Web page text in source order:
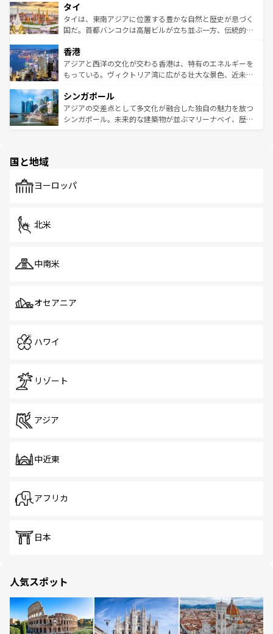
リティに包まれながら、韓国の多彩な魅力を心ゆくまで味
わってみてほしい。 なお、新着の韓国情報はコンテンツ一
覧を参照してほしい。
急速な発展と共に伝統が息づく。ハノイの古い町並みやホ
ーチミン市のフランス統治時代の建物も、独特の雰囲気を
醸し出している。また、バラエティの豊かさとおいしさで
とつ。フォーやバインミー、ベトナムコーヒーなどは、ぜ
ひ現地で味わいたい。どの地域を訪れてもあたたかい人々
が旅行者を迎えてくれるので、きっと忘れられない旅にな
参照してほしい。
タイ
タイは、東南アジアに位置する豊かな自然と歴史が息づく
国だ。首都バンコクは高層ビルが立ち並ぶ一方、伝統的な
の活気が交差している。北部ではチェンマイなどの山岳地
帯で自然と触れ合い、南部ではプーケットやクラビの美し
いビーチでリゾート気分を楽しむことができる。タイ料理
激する。気候は一年中温暖で、どの季節にも異なる楽しみ
が待っている。親しみやすいタイの人々、仏教を中心とし
た文化、そして多様な観光資源が、訪れる旅人を魅了し続
香港
アジアと西洋の文化が交わる香港は、特有のエネルギーを
もっている。ヴィクトリア湾に広がる壮大な景色、近未来
み、どこを訪れても感動するはず。観光スポットが密集し
ており、効率よく見どころを回れるのも魅力。息をのむよ
うな絶景から文化的な体験まで、香港を存分に楽しみ尽く
シンガポール
アジアの交差点として多文化が融合した独自の魅力を放つ
シンガポール。未来的な建築物が並ぶマリーナベイ、歴史
で、ホーカーズは地元の風情を楽しめる外せないスポット
国と地域
ヨーロッパ
北米
中南米
オセアニア
ハワイ
リゾート
アジア
中近東
アフリカ
日本
人気スポット